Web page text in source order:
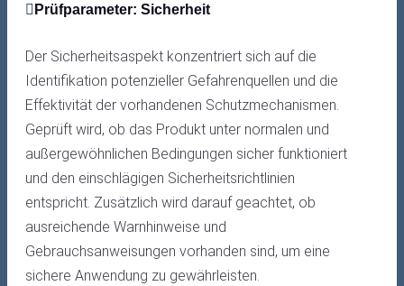
Prüfparameter: Sicherheit
Der Sicherheitsaspekt konzentriert sich auf die
Identifikation potenzieller Gefahrenquellen und die
Effektivität der vorhandenen Schutzmechanismen.
Geprüft wird, ob das Produkt unter normalen und
außergewöhnlichen Bedingungen sicher funktioniert
und den einschlägigen Sicherheitsrichtlinien
entspricht. Zusätzlich wird darauf geachtet, ob
ausreichende Warnhinweise und
Gebrauchsanweisungen vorhanden sind, um eine
sichere Anwendung zu gewährleisten.